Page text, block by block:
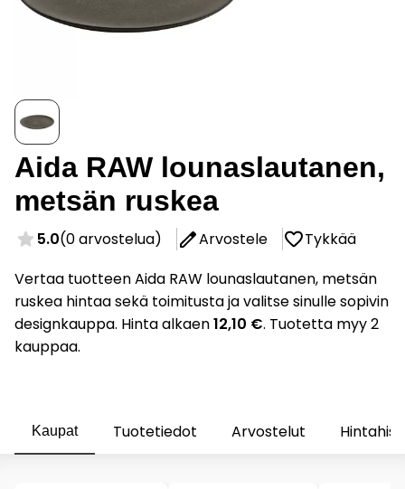
Aida RAW lounaslautanen,
metsän ruskea
5.0(0 arvostelua) Arvostele
Tykkää
Vertaa tuotteen Aida RAW lounaslautanen, metsän
ruskea hintaa sekä toimitusta ja valitse sinulle sopivin
designkauppa. Hinta alkaen12,10 €. Tuotetta myy 2
kauppaa.
Kaupat Tuotetiedot Arvostelut